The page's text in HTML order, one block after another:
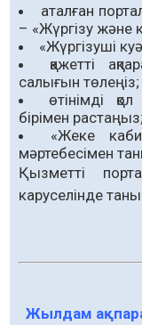
аталған
– «Жүргізу және
«Жүргізуші
қажетті
салығын төлеңіз;
өтінімді
бірімен растаңыз;
«Жеке
мәртебесімен
Қызметті
каруселінде
Жылдам